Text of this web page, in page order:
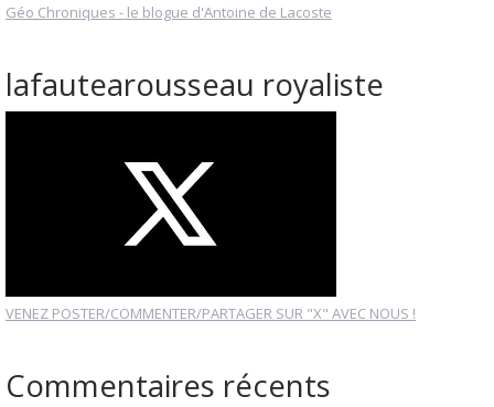
Géo Chroniques - le blogue d'Antoine de Lacoste
lafautearousseau royaliste
VENEZ POSTER/COMMENTER/PARTAGER SUR "X" AVEC NOUS !
Commentaires récents